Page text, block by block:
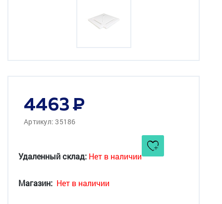
4463
Артикул: 35186
Удаленный склад: Нет в наличии
Магазин: Нет в наличии